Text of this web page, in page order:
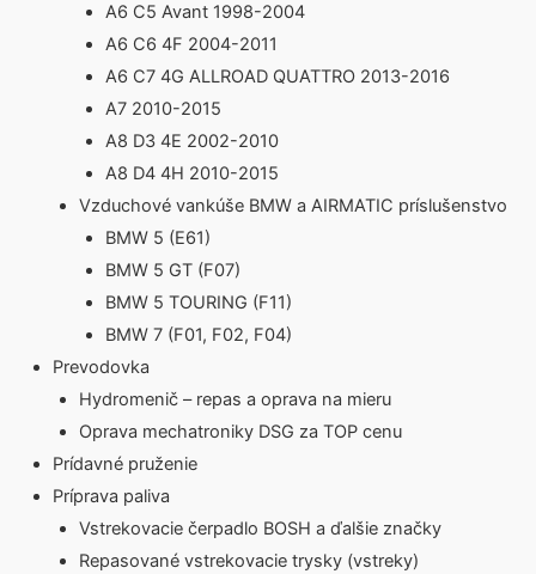
A6 C5 Avant 1998-2004
A6 C6 4F 2004-2011
A6 C7 4G ALLROAD QUATTRO 2013-2016
A7 2010-2015
A8 D3 4E 2002-2010
A8 D4 4H 2010-2015
Vzduchové vankúše BMW a AIRMATIC príslušenstvo
BMW 5 (E61)
BMW 5 GT (F07)
BMW 5 TOURING (F11)
BMW 7 (F01, F02, F04)
Prevodovka
Hydromenič – repas a oprava na mieru
Oprava mechatroniky DSG za TOP cenu
Prídavné pruženie
Príprava paliva
Vstrekovacie čerpadlo BOSH a ďalšie značky
Repasované vstrekovacie trysky (vstreky)